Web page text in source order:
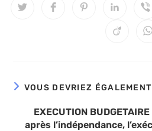
VOUS DEVRIEZ
EXECUTION
après l’indépendance,